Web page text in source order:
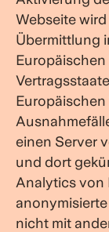
Webseite
Übermittlung
einen Server
und dort
Analytics von
nicht mit